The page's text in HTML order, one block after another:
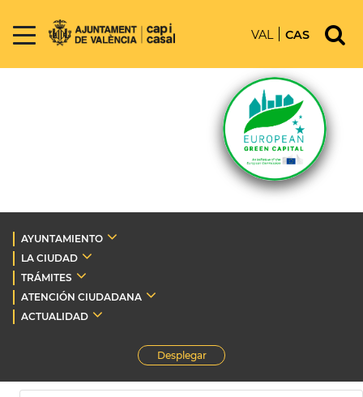
VAL CAS
AYUNTAMIENTO
LA CIUDAD
TRÁMITES
ATENCIÓN CIUDADANA
ACTUALIDAD
Desplegar